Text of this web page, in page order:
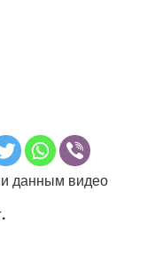
данным видео